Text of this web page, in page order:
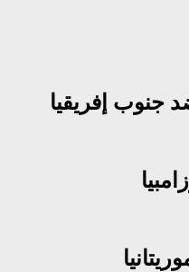
جنوب إفريقيا